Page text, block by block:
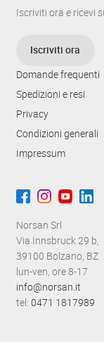
Iscriviti ora e ricevi
Iscriviti ora
Domande frequenti
Spedizioni e resi
Privacy
Condizioni generali
Impressum
Norsan Srl
Via Innsbruck 29 b,
39100 Bolzano, BZ
lun-ven, ore 8-17
info@norsan.it
tel: 0471 1817989